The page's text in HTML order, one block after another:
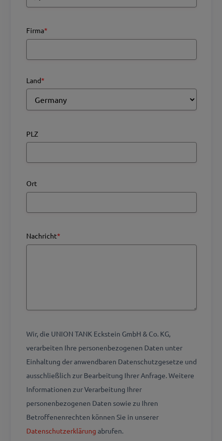
Firma*
Land*
PLZ
Ort
Nachricht*
Wir, die UNION TANK Eckstein GmbH & Co. KG,
verarbeiten Ihre personenbezogenen Daten unter
Einhaltung der anwendbaren Datenschutzgesetze und
ausschließlich zur Bearbeitung Ihrer Anfrage. Weitere
Informationen zur Verarbeitung Ihrer
personenbezogenen Daten sowie zu Ihren
Betroffenenrechten können Sie in unserer
Datenschutzerklärung abrufen.